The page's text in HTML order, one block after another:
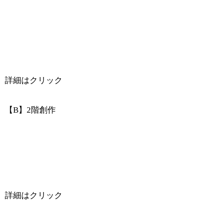
詳細はクリック
【B】2階創作
詳細はクリック